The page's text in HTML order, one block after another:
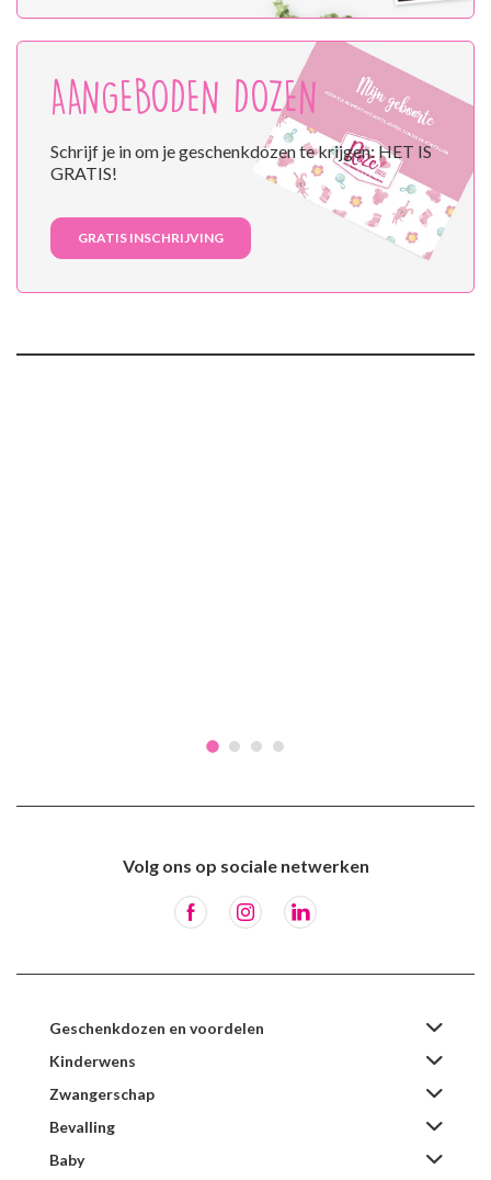
AANGEBODEN DOZEN
Schrijf je in om je geschenkdozen te krijgen: HET IS
GRATIS!
GRATIS INSCHRIJVING
Volg ons op sociale netwerken
Geschenkdozen en voordelen
Kinderwens
Zwangerschap
Bevalling
Baby